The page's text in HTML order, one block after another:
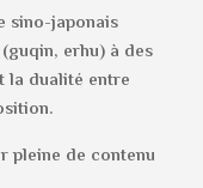
sino-japonais
erhu) à des
la dualité entre
pleine de contenu